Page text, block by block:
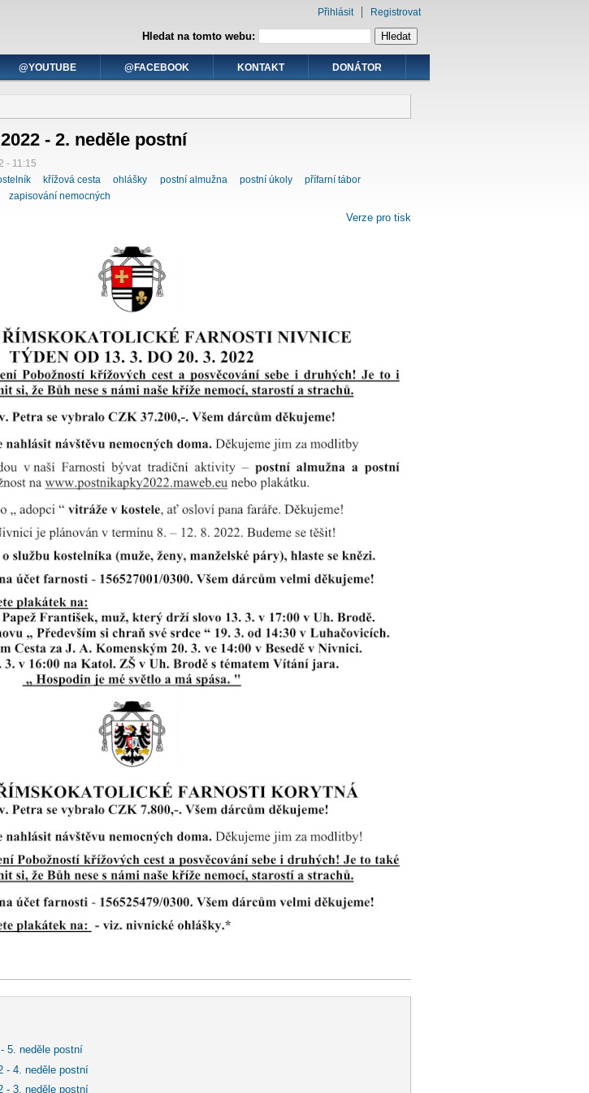
Hledat na tomto webu:
Přihlásit Registrovat
@YOUTUBE @FACEBOOK KONTAKT DONÁTOR
- 2. neděle postní
- 11:15
křížová cesta ohlášky postní almužna postní úkoly
přífarní tábor
zapisování nemocných
Verze pro tisk
5. neděle postní
- 4. neděle postní
- 3. neděle postní